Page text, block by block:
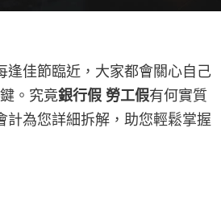
逢佳節臨近，大家都會關心自己
。究竟銀行假 勞工假有何實質
計為您詳細拆解，助您輕鬆掌握